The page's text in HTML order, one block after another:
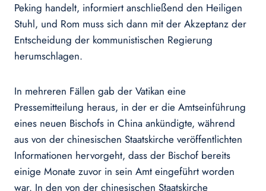
Peking handelt, informiert anschließend den Heiligen
Stuhl, und Rom muss sich dann mit der Akzeptanz der
Entscheidung der kommunistischen Regierung
herumschlagen.
In mehreren Fällen gab der Vatikan eine
Pressemitteilung heraus, in der er die Amtseinführung
eines neuen Bischofs in China ankündigte, während
aus von der chinesischen Staatskirche veröffentlichten
Informationen hervorgeht, dass der Bischof bereits
einige Monate zuvor in sein Amt eingeführt worden
war. In den von der chinesischen Staatskirche